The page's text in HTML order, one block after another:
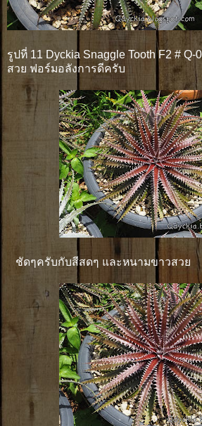
รูปที่ 11 Dyckia Snaggle Tooth F2 #
สวย ฟอร์มอลังการดีครับ
ชัดๆครับกับสีสดๆ และหนามขาวสวย